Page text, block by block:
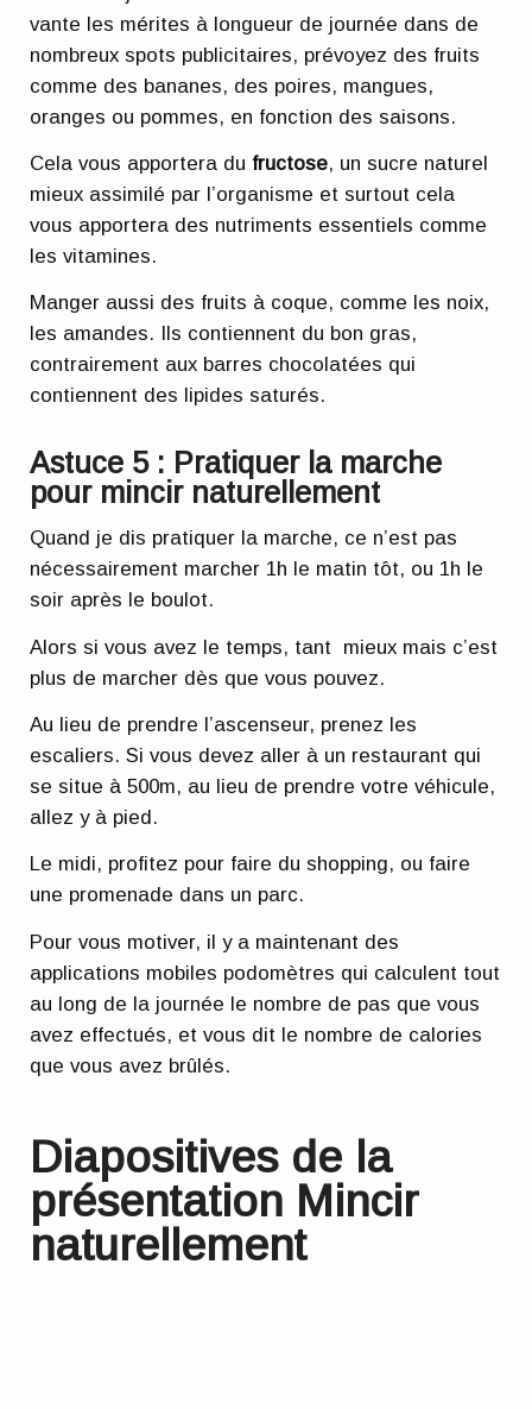
vante les mérites à longueur de journée dans de
nombreux spots publicitaires, prévoyez des fruits
comme des bananes, des poires, mangues,
oranges ou pommes, en fonction des saisons.
Cela vous apportera du fructose, un sucre naturel
mieux assimilé par l’organisme et surtout cela
vous apportera des nutriments essentiels comme
les vitamines.
Manger aussi des fruits à coque, comme les noix,
les amandes. Ils contiennent du bon gras,
contrairement aux barres chocolatées qui
contiennent des lipides saturés.
Astuce 5 : Pratiquer la marche
pour mincir naturellement
Quand je dis pratiquer la marche, ce n’est pas
nécessairement marcher 1h le matin tôt, ou 1h le
soir après le boulot.
Alors si vous avez le temps, tant mieux mais c’est
plus de marcher dès que vous pouvez.
Au lieu de prendre l’ascenseur, prenez les
escaliers. Si vous devez aller à un restaurant qui
se situe à 500m, au lieu de prendre votre véhicule,
allez y à pied.
Le midi, profitez pour faire du shopping, ou faire
une promenade dans un parc.
Pour vous motiver, il y a maintenant des
applications mobiles podomètres qui calculent tout
au long de la journée le nombre de pas que vous
avez effectués, et vous dit le nombre de calories
que vous avez brûlés.
Diapositives de la
présentation Mincir
naturellement